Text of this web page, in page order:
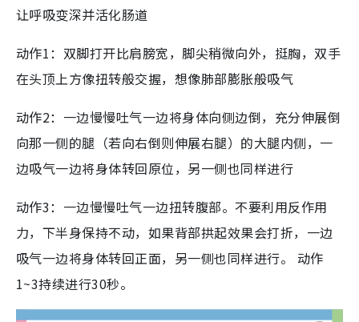
让呼吸变深并活化肠道
动作1：双脚打开比肩膀宽，脚尖稍微向外，挺胸，双手
在头顶上方像扭转般交握，想像肺部膨胀般吸气
动作2：一边慢慢吐气一边将身体向侧边倒，充分伸展倒
向那一侧的腿（若向右倒则伸展右腿）的大腿内侧，一
边吸气一边将身体转回原位，另一侧也同样进行
动作3：一边慢慢吐气一边扭转腹部。不要利用反作用
力，下半身保持不动，如果背部拱起效果会打折，一边
吸气一边将身体转回正面，另一侧也同样进行。 动作
1~3持续进行30秒。